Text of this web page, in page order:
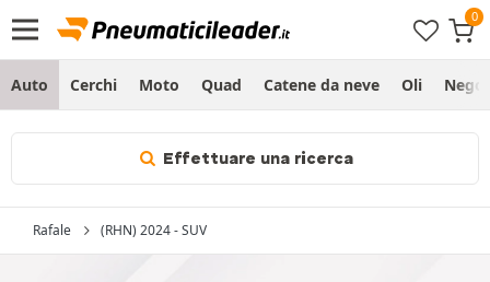
Auto Cerchi Moto Quad Catene da neve Oli
Effettuare una ricerca
Rafale (RHN) 2024 - SUV